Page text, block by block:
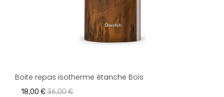
Boite repas isotherme étanche Bois
18,00 €36,00 €